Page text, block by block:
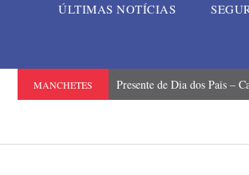
ÚLTIMAS NOTÍCIAS
MANCHETES Presente de Dia dos Pais –